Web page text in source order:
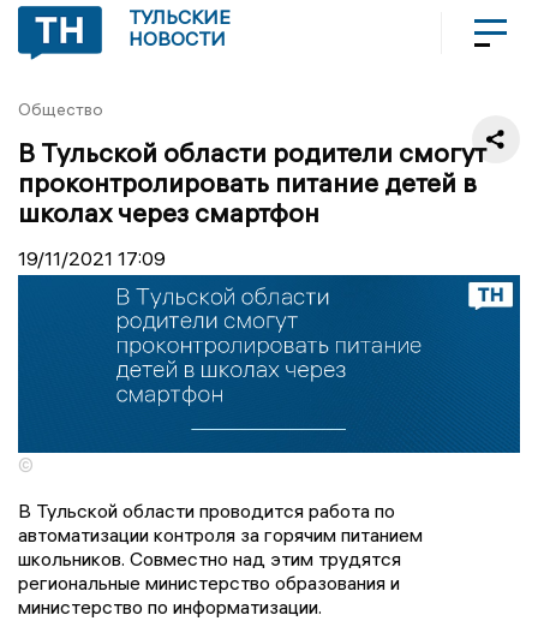
ТУЛЬСКИЕ
НОВОСТИ
Общество
В Тульской области родители смогут
проконтролировать питание детей в
школах через смартфон
19/11/2021 17:09
©
В Тульской области проводится работа по
автоматизации контроля за горячим питанием
школьников. Совместно над этим трудятся
региональные министерство образования и
министерство по информатизации.